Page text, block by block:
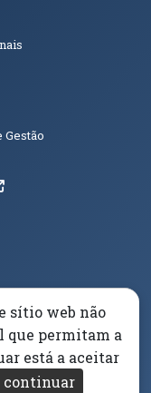
em nova janela)
Livro Amarelo
em nova janela)
sítio web não
que permitam a
está a aceitar
continuar